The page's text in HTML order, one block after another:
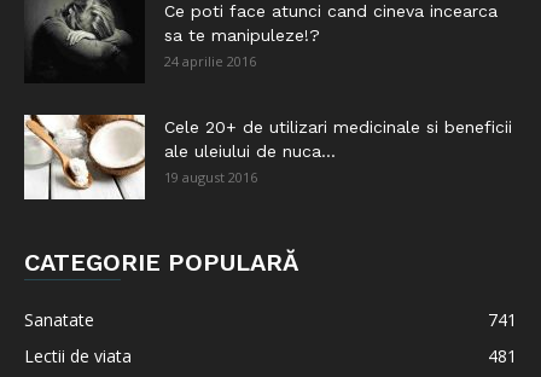
Ce poti face atunci cand cineva incearca
sa te manipuleze!?
24 aprilie 2016
Cele 20+ de utilizari medicinale si beneficii
ale uleiului de nuca...
19 august 2016
CATEGORIE POPULARĂ
Sanatate
741
Lectii de viata
481